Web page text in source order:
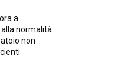
a
normalità
non